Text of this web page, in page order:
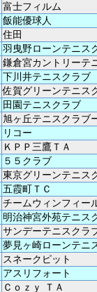
富士フィルム
飯能優球人
住田
羽曳野ローンテニス
鎌倉宮カントリーテ
下川井テニスクラブ
佐賀グリーンテニス
田園テニスクラブ
旭ヶ丘テニスクラブ
リコー
ＫＰＰ三鷹ＴＡ
５５クラブ
東京グリーンテニス
五霞町ＴＣ
チームウィンフィー
明治神宮外苑テニス
サンデーテニスクラ
夢見ヶ崎ローンテニ
スネークピット
アスリフォート
Ｃｏｚｙ ＴＡ